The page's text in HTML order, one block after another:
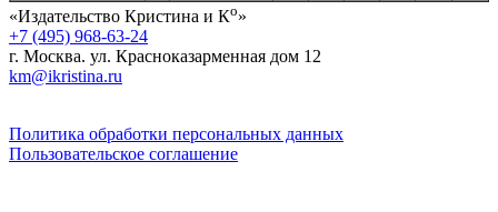
«Издательство Кристина и Ко»
+7 (495) 968-63-24
г. Москва. ул. Красноказарменная дом 12
km@ikristina.ru
Политика обработки персональных данных
Пользовательское соглашение